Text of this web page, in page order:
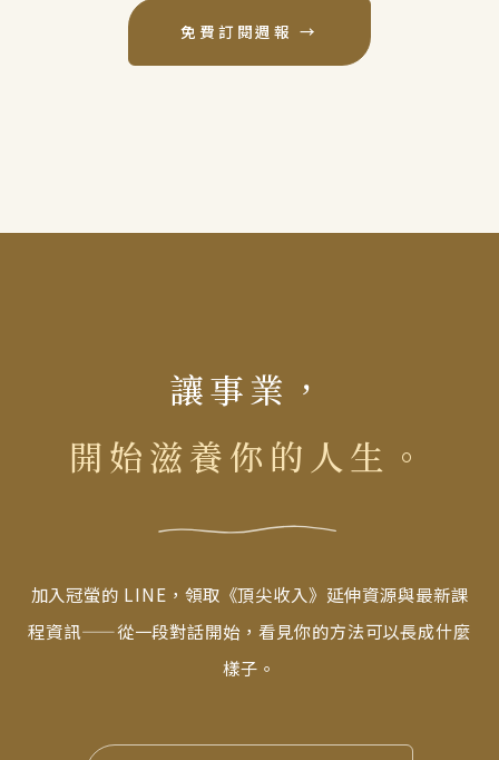
免費訂閱週報 →
讓事業，
開始滋養你的人生。
加入冠螢的 LINE，領取《頂尖收入》延伸資源與最新課
程資訊——從一段對話開始，看見你的方法可以長成什麼
樣子。